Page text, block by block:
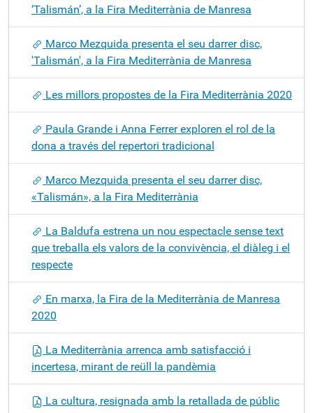
‘Talismán’, a la Fira Mediterrània de Manresa
Marco Mezquida presenta el seu darrer disc,
'Talismán', a la Fira Mediterrània de Manresa
Les millors propostes de la Fira Mediterrània 2020
Paula Grande i Anna Ferrer exploren el rol de la
dona a través del repertori tradicional
Marco Mezquida presenta el seu darrer disc,
«Talismán», a la Fira Mediterrània
La Baldufa estrena un nou espectacle sense text
que treballa els valors de la convivència, el diàleg i el
respecte
En marxa, la Fira de la Mediterrània de Manresa
2020
La Mediterrània arrenca amb satisfacció i
incertesa, mirant de reüll la pandèmia
La cultura, resignada amb la retallada de públic